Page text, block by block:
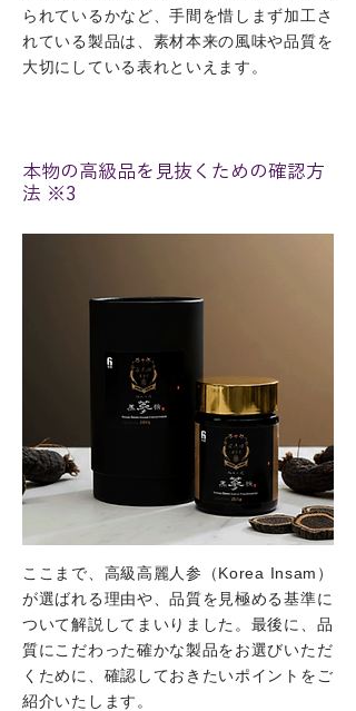
られているかなど、手間を惜しまず加工さ
れている製品は、素材本来の風味や品質を
大切にしている表れといえます。
本物の高級品を見抜くための確認方
法 ※3
ここまで、高級高麗人参（Korea Insam）
が選ばれる理由や、品質を見極める基準に
ついて解説してまいりました。最後に、品
質にこだわった確かな製品をお選びいただ
くために、確認しておきたいポイントをご
紹介いたします。